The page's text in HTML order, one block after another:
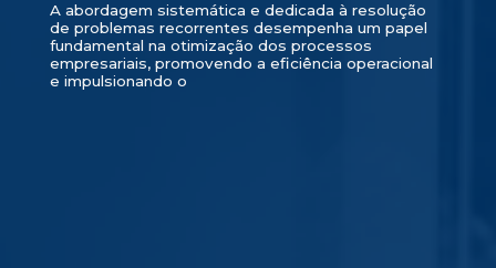
A abordagem sistemática e dedicada à resolução
de problemas recorrentes desempenha um papel
fundamental na otimização dos processos
empresariais, promovendo a eficiência operacional
e impulsionando o